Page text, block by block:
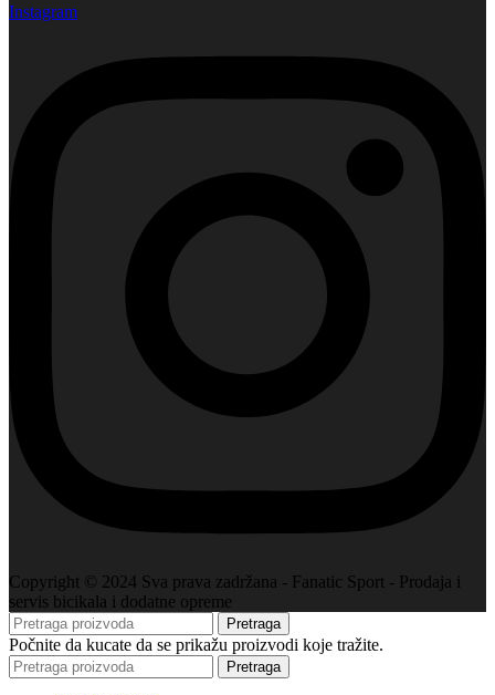
Instagram
Copyright © 2024 Sva prava zadržana - Fanatic Sport - Prodaja i
servis bicikala i dodatne opreme
Pretraga
Počnite da kucate da se prikažu proizvodi koje tražite.
Pretraga